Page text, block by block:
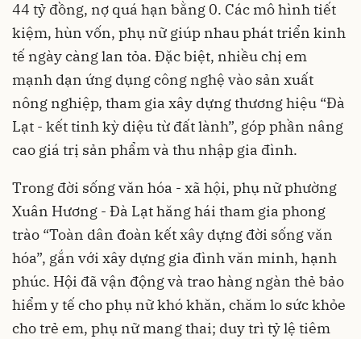
44 tỷ đồng, nợ quá hạn bằng 0. Các mô hình tiết
kiệm, hùn vốn, phụ nữ giúp nhau phát triển kinh
tế ngày càng lan tỏa. Đặc biệt, nhiều chị em
mạnh dạn ứng dụng công nghệ vào sản xuất
nông nghiệp, tham gia xây dựng thương hiệu “Đà
Lạt - kết tinh kỳ diệu từ đất lành”, góp phần nâng
cao giá trị sản phẩm và thu nhập gia đình.
Trong đời sống văn hóa - xã hội, phụ nữ phường
Xuân Hương - Đà Lạt hăng hái tham gia phong
trào “Toàn dân đoàn kết xây dựng đời sống văn
hóa”, gắn với xây dựng gia đình văn minh, hạnh
phúc. Hội đã vận động và trao hàng ngàn thẻ bảo
hiểm y tế cho phụ nữ khó khăn, chăm lo sức khỏe
cho trẻ em, phụ nữ mang thai; duy trì tỷ lệ tiêm